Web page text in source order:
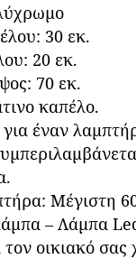
30 εκ.
20 εκ.
70 εκ.
καπέλο.
έναν
Μέγιστη
– Λάμπα
τον οικιακό